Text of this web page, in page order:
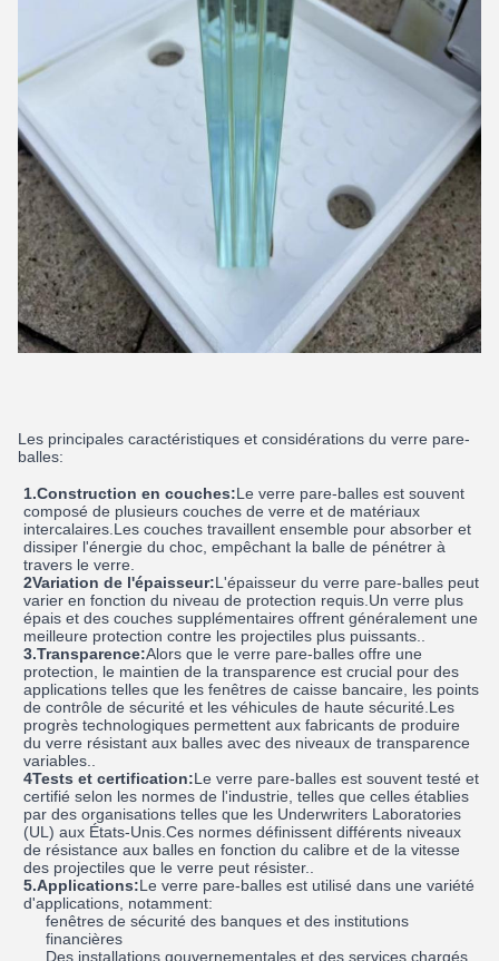
Les principales caractéristiques et considérations du verre pare-
balles:
1.Construction en couches:Le verre pare-balles est souvent
composé de plusieurs couches de verre et de matériaux
intercalaires.Les couches travaillent ensemble pour absorber et
dissiper l'énergie du choc, empêchant la balle de pénétrer à
travers le verre.
2Variation de l'épaisseur:L'épaisseur du verre pare-balles peut
varier en fonction du niveau de protection requis.Un verre plus
épais et des couches supplémentaires offrent généralement une
meilleure protection contre les projectiles plus puissants..
3.Transparence:Alors que le verre pare-balles offre une
protection, le maintien de la transparence est crucial pour des
applications telles que les fenêtres de caisse bancaire, les points
de contrôle de sécurité et les véhicules de haute sécurité.Les
progrès technologiques permettent aux fabricants de produire
du verre résistant aux balles avec des niveaux de transparence
variables..
4Tests et certification:Le verre pare-balles est souvent testé et
certifié selon les normes de l'industrie, telles que celles établies
par des organisations telles que les Underwriters Laboratories
(UL) aux États-Unis.Ces normes définissent différents niveaux
de résistance aux balles en fonction du calibre et de la vitesse
des projectiles que le verre peut résister..
5.Applications:Le verre pare-balles est utilisé dans une variété
d'applications, notamment:
fenêtres de sécurité des banques et des institutions
financières
Des installations gouvernementales et des services chargés